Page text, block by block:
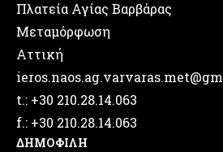
Πλατεία Αγίας Βαρβάρας
Μεταμόρφωση
Αττική
t.: +30 210.28.14.063
f.: +30 210.28.14.063
ΔΗΜΟΦΙΛΗ